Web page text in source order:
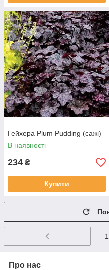
Гейхера Plum Pudding (сажі)
В наявності
234 ₴
Купити
1
Про нас